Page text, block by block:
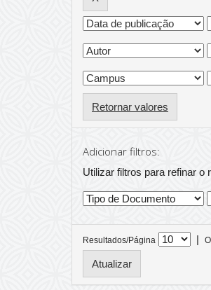
Retornar valores
Adicionar filtros:
Utilizar filtros para refinar o
Resultados/Página |